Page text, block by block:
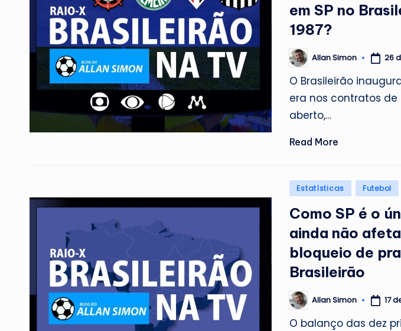
em SP no
1987?
Posted
by
Allan Simon 26
O Brasileirão
era nos contratos de
aberto,…
Read More
Posted
Estatísticas Futebol
Como SP é o
ainda não
bloqueio de
Brasileirão
Posted
by
Allan Simon 17
O balanço das dez